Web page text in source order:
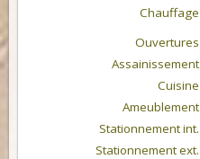
Chauffage
Ouvertures
Assainissement
Cuisine
Ameublement
Stationnement int.
Stationnement ext.